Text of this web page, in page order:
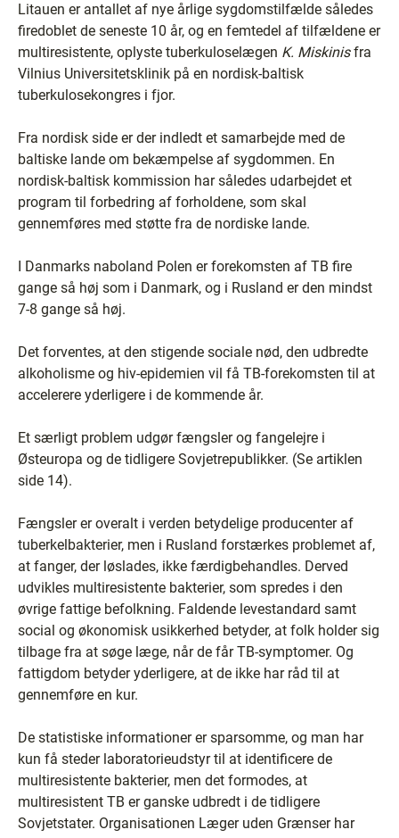
Litauen er antallet af nye årlige sygdomstilfælde således
firedoblet de seneste 10 år, og en femtedel af tilfældene er
multiresistente, oplyste tuberkuloselægen K. Miskinisfra
Vilnius Universitetsklinik på en nordisk-baltisk
tuberkulosekongres i fjor.
Fra nordisk side er der indledt et samarbejde med de
baltiske lande om bekæmpelse af sygdommen. En
nordisk-baltisk kommission har således udarbejdet et
program til forbedring af forholdene, som skal
gennemføres med støtte fra de nordiske lande.
I Danmarks naboland Polen er forekomsten af TB fire
gange så høj som i Danmark, og i Rusland er den mindst
7-8 gange så høj.
Det forventes, at den stigende sociale nød, den udbredte
alkoholisme og hiv-epidemien vil få TB-forekomsten til at
accelerere yderligere i de kommende år.
Et særligt problem udgør fængsler og fangelejre i
Østeuropa og de tidligere Sovjetrepublikker. (Se artiklen
side 14).
Fængsler er overalt i verden betydelige producenter af
tuberkelbakterier, men i Rusland forstærkes problemet af,
at fanger, der løslades, ikke færdigbehandles. Derved
udvikles multiresistente bakterier, som spredes i den
øvrige fattige befolkning. Faldende levestandard samt
social og økonomisk usikkerhed betyder, at folk holder sig
tilbage fra at søge læge, når de får TB-symptomer. Og
fattigdom betyder yderligere, at de ikke har råd til at
gennemføre en kur.
De statistiske informationer er sparsomme, og man har
kun få steder laboratorieudstyr til at identificere de
multiresistente bakterier, men det formodes, at
multiresistent TB er ganske udbredt i de tidligere
Sovjetstater. Organisationen Læger uden Grænser har